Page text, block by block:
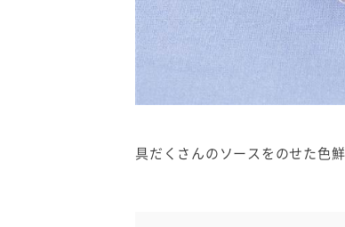
具だくさんのソースをのせた色